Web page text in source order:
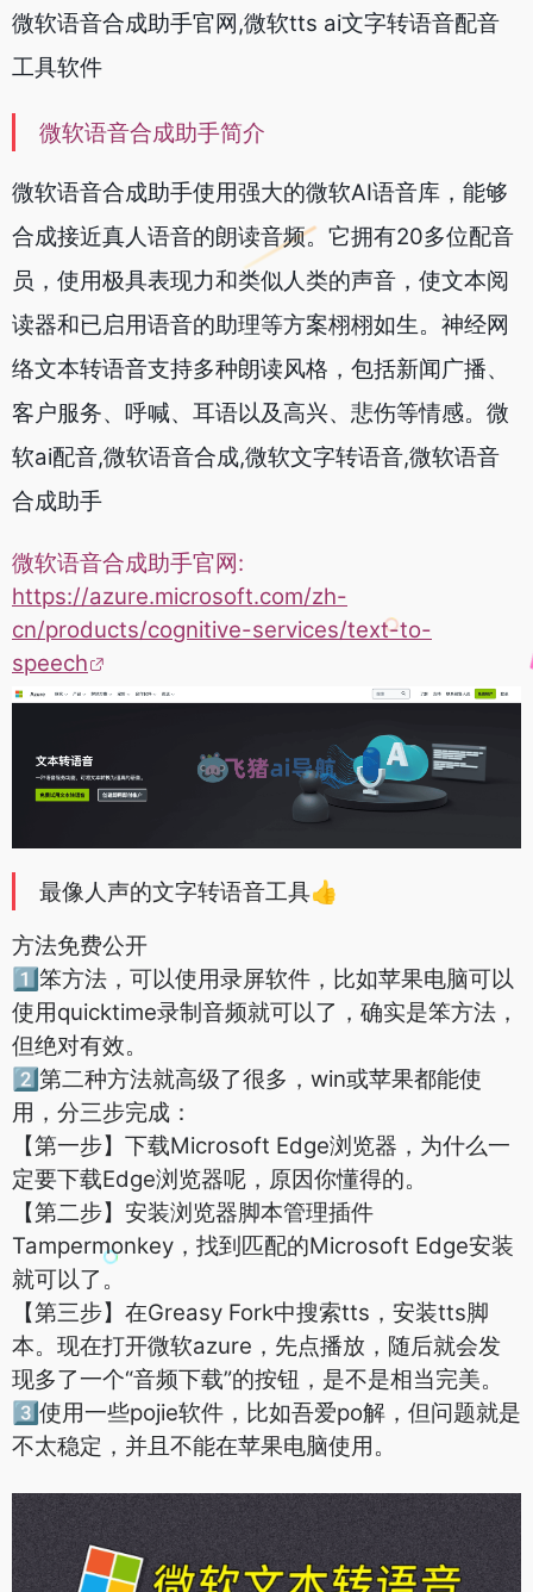
微软语音合成助手官网,微软tts ai文字转语音配音
工具软件
微软语音合成助手简介
微软语音合成助手使用强大的微软AI语音库，能够
合成接近真人语音的朗读音频。它拥有20多位配音
员，使用极具表现力和类似人类的声音，使文本阅
读器和已启用语音的助理等方案栩栩如生。神经网
络文本转语音支持多种朗读风格，包括新闻广播、
客户服务、呼喊、耳语以及高兴、悲伤等情感。微
软ai配音,微软语音合成,微软文字转语音,微软语音
合成助手
微软语音合成助手官网:
https://azure.microsoft.com/zh-
cn/products/cognitive-services/text-to-
speech
最像人声的文字转语音工具👍
方法免费公开
1⃣️笨方法，可以使用录屏软件，比如苹果电脑可以
使用quicktime录制音频就可以了，确实是笨方法，
但绝对有效。
2⃣️第二种方法就高级了很多，win或苹果都能使
用，分三步完成：
【第一步】下载Microsoft Edge浏览器，为什么一
定要下载Edge浏览器呢，原因你懂得的。
【第二步】安装浏览器脚本管理插件
Tampermonkey，找到匹配的Microsoft Edge安装
就可以了。
【第三步】在Greasy Fork中搜索tts，安装tts脚
本。现在打开微软azure，先点播放，随后就会发
现多了一个“音频下载”的按钮，是不是相当完美。
3⃣️使用一些pojie软件，比如吾爱po解，但问题就是
不太稳定，并且不能在苹果电脑使用。